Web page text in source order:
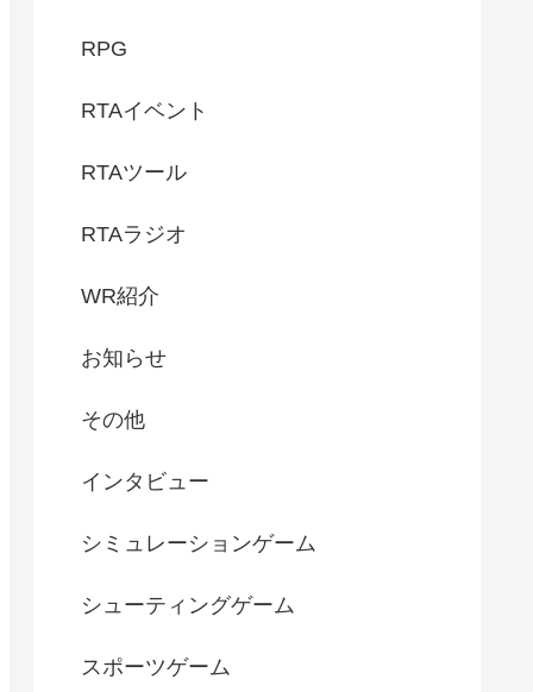
RPG
RTAイベント
RTAツール
RTAラジオ
WR紹介
お知らせ
その他
インタビュー
シミュレーションゲーム
シューティングゲーム
スポーツゲーム